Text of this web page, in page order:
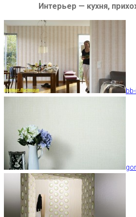
Интерьер — кухня,